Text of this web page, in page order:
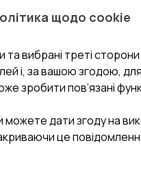
ТА ОБЛУГОВУВАННЯ:
і Оплата
та Сервіс
товару
публічної оферти
з нами
щодо cookie
та вибрані треті
і, за вашою згодою,
зробити пов’язані
можете дати згоду на
це